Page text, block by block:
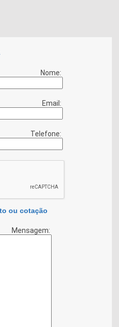
Nome:
Email:
Telefone:
ou cotação
Mensagem: